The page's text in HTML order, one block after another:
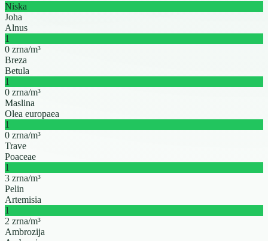
Niska
Joha
Alnus
1
0 zrna/m³
Breza
Betula
1
0 zrna/m³
Maslina
Olea europaea
1
0 zrna/m³
Trave
Poaceae
1
3 zrna/m³
Pelin
Artemisia
1
2 zrna/m³
Ambrozija